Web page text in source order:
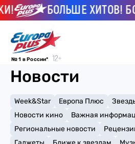
БОЛЬШЕ ХИТОВ!
№ 1 в России*
Новости
Week&Star Европа Плюс
Новости кино
Важная
Региональные новости